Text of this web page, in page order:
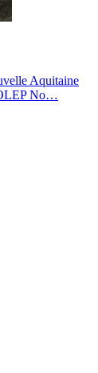
Aquitaine
No…